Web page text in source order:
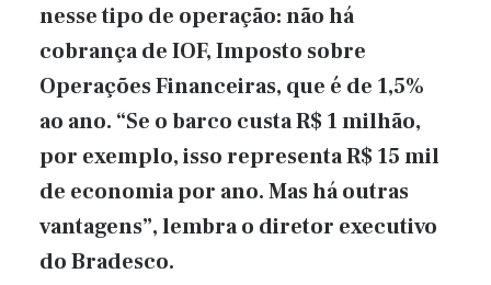
nesse tipo de operação: não há
cobrança de IOF, Imposto sobre
Operações Financeiras, que é de 1,5%
ao ano. “Se o barco custa R$ 1 milhão,
por exemplo, isso representa R$ 15 mil
de economia por ano. Mas há outras
vantagens”, lembra o diretor executivo
do Bradesco.